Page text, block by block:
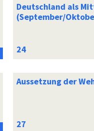
Deutschland als
(September/
Aussetzung der